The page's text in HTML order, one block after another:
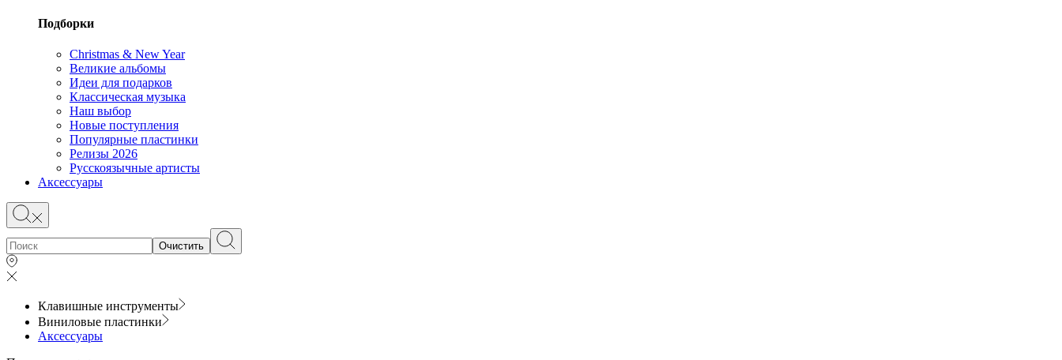
Подборки
Christmas & New Year
Великие альбомы
Идеи для подарков
Классическая музыка
Наш выбор
Новые поступления
Популярные пластинки
Релизы 2026
Русскоязычные артисты
Аксессуары
Очистить
Клавишные инструменты
Виниловые пластинки
Аксессуары